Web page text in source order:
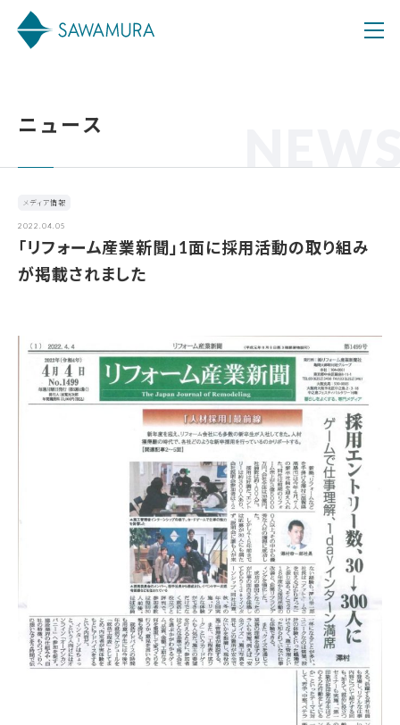
ニュース
メディア情報
2022.04.05
「リフォーム産業新聞」1面に採用活動の取り組み
が掲載されました